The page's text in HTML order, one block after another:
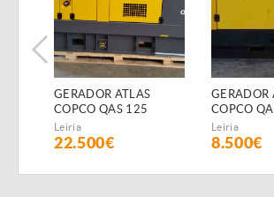
GERADOR ATLAS
COPCO QAS 125
(Diesel)
Leiria
22.500€
GERADOR
COPCO
(Diesel)
Leiria
8.500€